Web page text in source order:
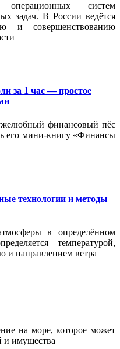
операционных систем
задач. В России ведётся
и совершенствованию
за 1 час — простое
финансовый пёс
его мини‑книгу «Финансы
технологии и методы
в определённом
температурой,
и направлением ветра
на море, которое может
и имущества